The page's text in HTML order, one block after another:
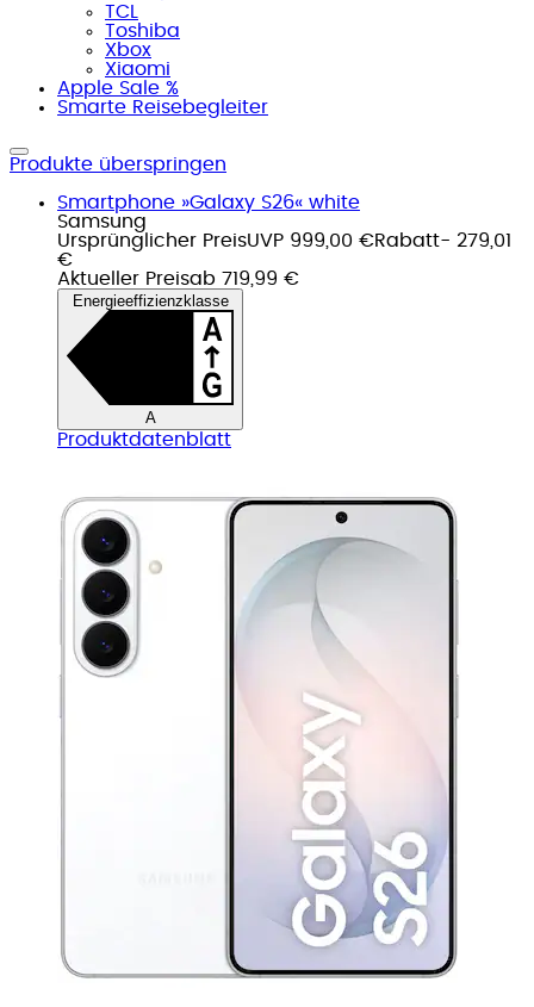
TCL
Toshiba
Xbox
Xiaomi
Apple Sale %
Smarte Reisebegleiter
Produkte überspringen
Smartphone »Galaxy S26« white
Samsung
Ursprünglicher PreisUVP 999,00 €Rabatt- 279,01
€
Aktueller Preisab 719,99 €
Energieeffizienzklasse
A
Produktdatenblatt